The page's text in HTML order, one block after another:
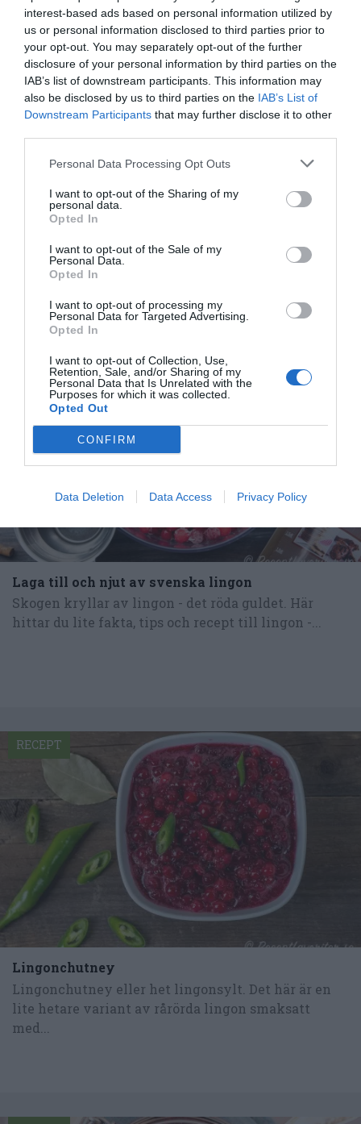
interest-based ads based on personal information utilized by
us or personal information disclosed to third parties prior to
your opt-out. You may separately opt-out of the further
disclosure of your personal information by third parties on the
IAB’s list of downstream participants. This information may
also be disclosed by us to third parties on the IAB’s List of
Downstream Participants that may further disclose it to other
Personal Data Processing Opt Outs
I want to opt-out of the Sharing of my
personal data.
Opted In
I want to opt-out of the Sale of my
Personal Data.
Opted In
I want to opt-out of processing my
Personal Data for Targeted Advertising.
Opted In
I want to opt-out of Collection, Use,
Retention, Sale, and/or Sharing of my
Personal Data that Is Unrelated with the
Purposes for which it was collected.
Opted Out
CONFIRM
Data Deletion Data Access Privacy Policy
Författare:Henrik
Mattsson
Jag är matskribent samt kock
med en fil. kand i
Måltidsvetenskap från
restauranghögskolan i Grythyttan. På denna sida
delar jag med mig av tusentals olika recept för alla
har jag provlagat, skrivit och fotat så att du ska
kunna laga dem med bästa resultat hemma. Läs mer
Tillbehör och liknande:
Laga till och njut av svenska lingon
Skogen kryllar av lingon - det röda guldet. Här
hittar du lite fakta, tips och recept till lingon -...
Lingonchutney
Lingonchutney eller het lingonsylt. Det här är en
lite hetare variant av rårörda lingon smaksatt
med...
RECEPT